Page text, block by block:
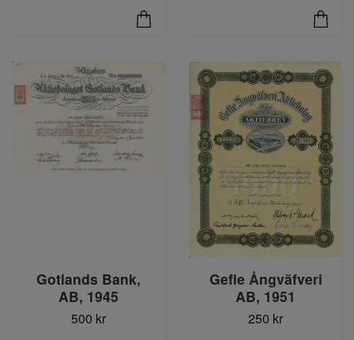
Gotlands Bank,
AB, 1945
500 kr
Gefle Ångväfveri
AB, 1951
250 kr